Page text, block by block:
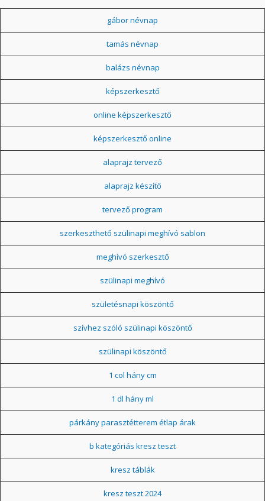
gábor névnap
tamás névnap
balázs névnap
képszerkesztő
online képszerkesztő
képszerkesztő online
alaprajz tervező
alaprajz készítő
tervező program
szerkeszthető szülinapi meghívó sablon
meghívó szerkesztő
szülinapi meghívó
születésnapi köszöntő
szívhez szóló szülinapi köszöntő
szülinapi köszöntő
1 col hány cm
1 dl hány ml
párkány parasztétterem étlap árak
b kategóriás kresz teszt
kresz táblák
kresz teszt 2024